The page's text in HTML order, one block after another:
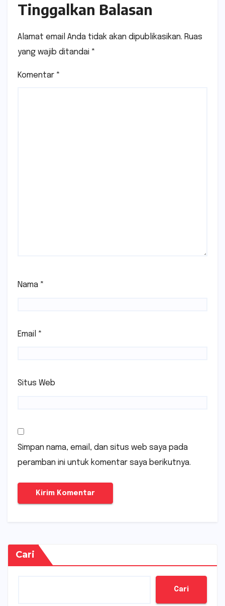
Tinggalkan Balasan
Alamat email Anda tidak akan dipublikasikan. Ruas
yang wajib ditandai *
Komentar *
Nama *
Email *
Situs Web
Simpan nama, email, dan situs web saya pada
peramban ini untuk komentar saya berikutnya.
Cari
Cari